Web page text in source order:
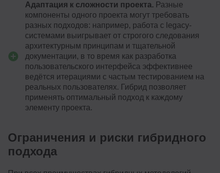
Адаптация к сложности проекта. Разные
компоненты одного проекта могут требовать
разных подходов: например, работа с legacy-
системами выигрывает от строгого следования
архитектурным принципам и тщательной
документации, в то время как разработка
пользовательского интерфейса эффективнее
ведётся итерациями с частым тестированием на
реальных пользователях. Гибрид позволяет
применять оптимальный подход к каждому
элементу проекта.
Ограничения и риски гибридного
подхода